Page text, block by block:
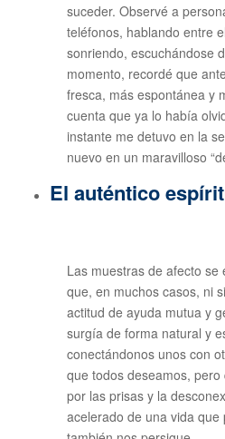
suceder. Observé a
teléfonos, hablando entre
sonriendo, escuchándose
momento, recordé que
fresca, más espontánea y
cuenta que ya lo había
instante me detuvo en la
nuevo en un maravilloso
El auténtico
Las muestras de afecto
que, en muchos casos, ni
actitud de ayuda mutua y
surgía de forma natural y
conectándonos unos con
que todos deseamos,
por las prisas y la
acelerado de una vida